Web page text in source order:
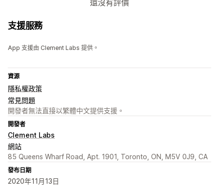
還沒有評價
支援服務
App 支援由 Clement Labs 提供。
資源
隱私權政策
常見問題
開發者無法直接以繁體中文提供支援。
開發者
Clement Labs
網站
85 Queens Wharf Road, Apt. 1901, Toronto, ON, M5V 0J9, CA
發布日期
2020年11月13日